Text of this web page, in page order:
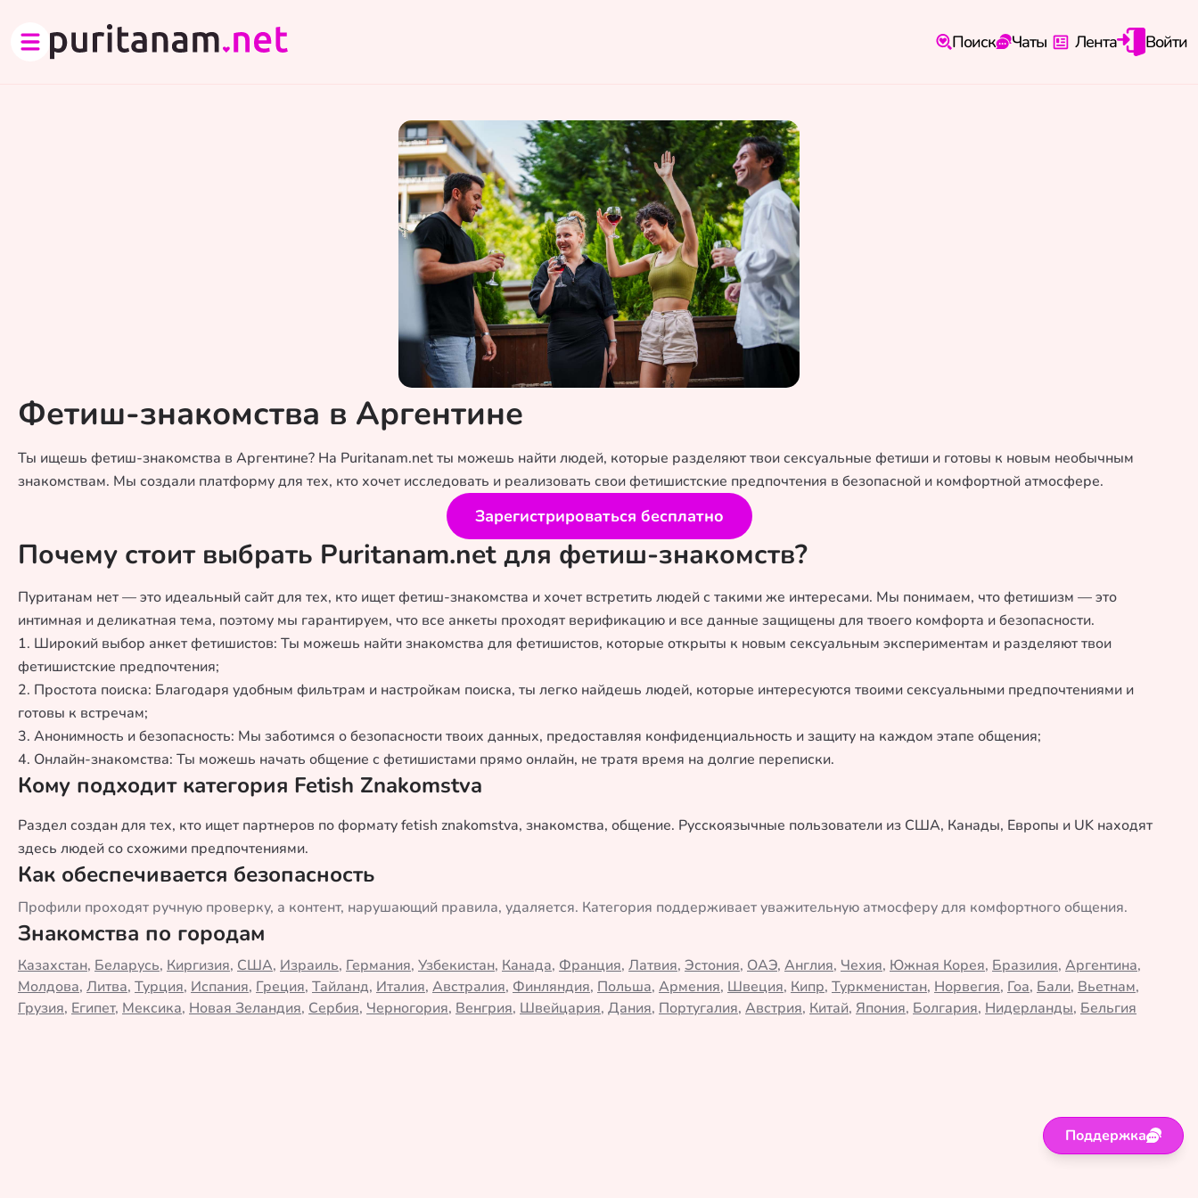
Поиск Чаты Лента Войти
Фетиш-знакомства в Аргентине
Ты ищешь фетиш-знакомства в Аргентине? На Puritanam.net ты можешь найти людей, которые разделяют твои сексуальные фетиши и готовы к новым необычным
знакомствам. Мы создали платформу для тех, кто хочет исследовать и реализовать свои фетишистские предпочтения в безопасной и комфортной атмосфере.
Зарегистрироваться бесплатно
Почему стоит выбрать Puritanam.net для фетиш-знакомств?
Пуританам нет — это идеальный сайт для тех, кто ищет фетиш-знакомства и хочет встретить людей с такими же интересами. Мы понимаем, что фетишизм — это
интимная и деликатная тема, поэтому мы гарантируем, что все анкеты проходят верификацию и все данные защищены для твоего комфорта и безопасности.
1. Широкий выбор анкет фетишистов: Ты можешь найти знакомства для фетишистов, которые открыты к новым сексуальным экспериментам и разделяют твои
фетишистские предпочтения;
2. Простота поиска: Благодаря удобным фильтрам и настройкам поиска, ты легко найдешь людей, которые интересуются твоими сексуальными предпочтениями и
готовы к встречам;
3. Анонимность и безопасность: Мы заботимся о безопасности твоих данных, предоставляя конфиденциальность и защиту на каждом этапе общения;
4. Онлайн-знакомства: Ты можешь начать общение с фетишистами прямо онлайн, не тратя время на долгие переписки.
Кому подходит категория Fetish Znakomstva
Раздел создан для тех, кто ищет партнеров по формату fetish znakomstva, знакомства, общение. Русскоязычные пользователи из США, Канады, Европы и UK находят
здесь людей со схожими предпочтениями.
Как обеспечивается безопасность
Профили проходят ручную проверку, а контент, нарушающий правила, удаляется. Категория поддерживает уважительную атмосферу для комфортного общения.
Знакомства по городам
Казахстан, Беларусь, Киргизия, США, Израиль, Германия, Узбекистан, Канада, Франция, Латвия, Эстония, ОАЭ, Англия, Чехия, Южная Корея, Бразилия, Аргентина,
Молдова, Литва, Турция, Испания, Греция, Тайланд, Италия, Австралия, Финляндия, Польша, Армения, Швеция, Кипр, Туркменистан, Норвегия, Гоа, Бали, Вьетнам,
Грузия, Египет, Мексика, Новая Зеландия, Сербия, Черногория, Венгрия, Швейцария, Дания, Португалия, Австрия, Китай, Япония, Болгария, Нидерланды, Бельгия
Поддержка